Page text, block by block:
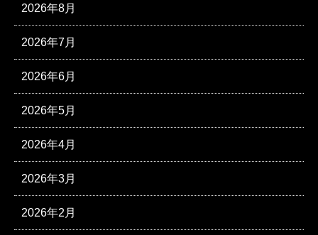
2026年8月
2026年7月
2026年6月
2026年5月
2026年4月
2026年3月
2026年2月